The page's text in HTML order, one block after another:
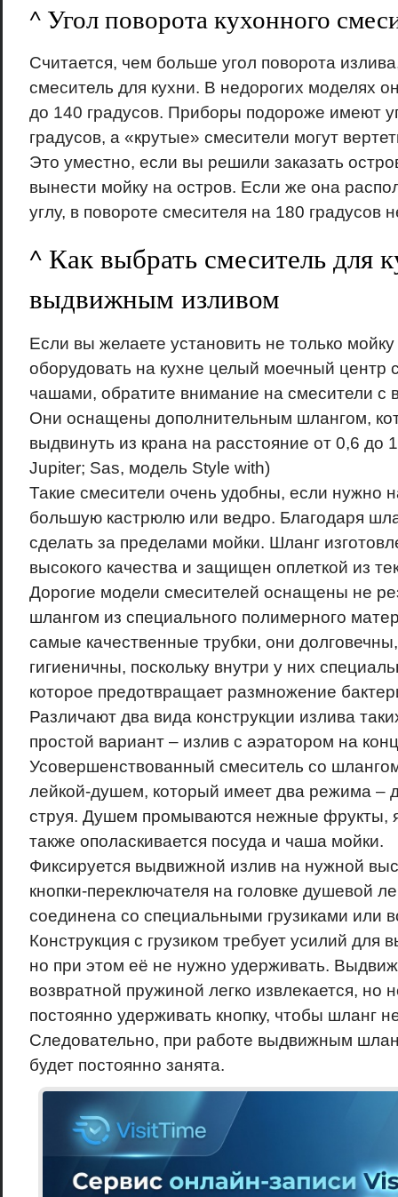
^ Угол поворота кухонного
Считается, чем больше угол поворота
смеситель для кухни. В недорогих моделях
до 140 градусов. Приборы подороже имеют
градусов, а «крутые» смесители могут
Это уместно, если вы решили заказать
вынести мойку на остров. Если же она
углу, в повороте смесителя на 180 градусов
^ Как выбрать смеситель для
выдвижным изливом
Если вы желаете установить не только
оборудовать на кухне целый моечный центр
чашами, обратите внимание на смесители
Они оснащены дополнительным шлангом,
выдвинуть из крана на расстояние от 0,6 до
Jupiter; Sas, модель Style with)
Такие смесители очень удобны, если нужно
большую кастрюлю или ведро. Благодаря
сделать за пределами мойки. Шланг
высокого качества и защищен оплеткой из
Дорогие модели смесителей оснащены не
шлангом из специального полимерного
самые качественные трубки, они
гигиеничны, поскольку внутри у них
которое предотвращает размножение
Различают два вида конструкции излива
простой вариант – излив с аэратором на
Усовершенствованный смеситель со
лейкой-душем, который имеет два режима –
струя. Душем промываются нежные фрукты,
также ополаскивается посуда и чаша мойки.
Фиксируется выдвижной излив на нужной
кнопки-переключателя на головке душевой
соединена со специальными грузиками или
Конструкция с грузиком требует усилий для
но при этом её не нужно удерживать.
возвратной пружиной легко извлекается, но
постоянно удерживать кнопку, чтобы шланг
Следовательно, при работе выдвижным
будет постоянно занята.